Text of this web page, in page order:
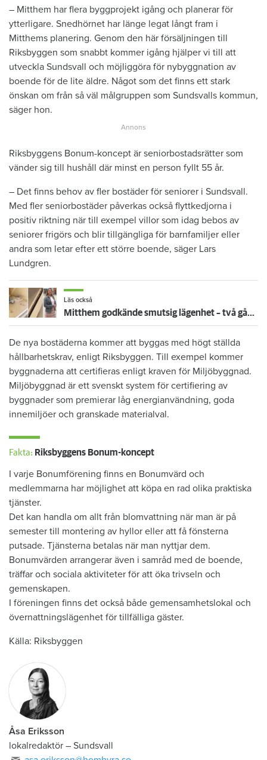
– Mitthem har flera byggprojekt igång och planerar för
ytterligare. Snedhörnet har länge legat långt fram i
Mitthems planering. Genom den här försäljningen till
Riksbyggen som snabbt kommer igång hjälper vi till att
utveckla Sundsvall och möjliggöra för nybyggnation av
boende för de lite äldre. Något som det finns ett stark
önskan om från så väl målgruppen som Sundsvalls kommun,
säger hon.
Riksbyggens Bonum-koncept är seniorbostadsrätter som
vänder sig till hushåll där minst en person fyllt 55 år.
– Det finns behov av fler bostäder för seniorer i Sundsvall.
Med fler seniorbostäder påverkas också flyttkedjorna i
positiv riktning när till exempel villor som idag bebos av
seniorer frigörs och blir tillgängliga för barnfamiljer eller
andra som letar efter ett större boende, säger Lars
Lundgren.
Läs också
Mitthem godkände smutsig lägenhet – två gånger: "För äckligt för att flytta in"
De nya bostäderna kommer att byggas med högt ställda
hållbarhetskrav, enligt Riksbyggen. Till exempel kommer
byggnaderna att certifieras enligt kraven för Miljöbyggnad.
Miljöbyggnad är ett svenskt system för certifiering av
byggnader som premierar låg energianvändning, goda
innemiljöer och granskade materialval.
Fakta: Riksbyggens Bonum-koncept
I varje Bonumförening finns en Bonumvärd och
medlemmarna har möjlighet att köpa en rad olika praktiska
tjänster.
Det kan handla om allt från blomvattning när man är på
semester till montering av hyllor eller att få fönsterna
putsade. Tjänsterna betalas när man nyttjar dem.
Bonumvärden arrangerar även i samråd med de boende,
träffar och sociala aktiviteter för att öka trivseln och
gemenskapen.
I föreningen finns det också både gemensamhetslokal och
övernattningslägenhet för tillfälliga gäster.
Källa: Riksbyggen
Åsa Eriksson
lokalredaktör – Sundsvall